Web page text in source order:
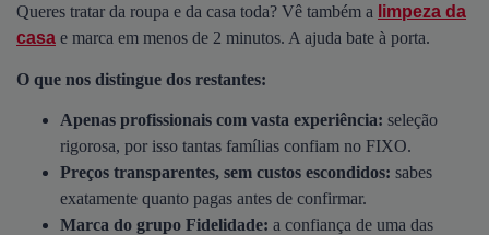
Queres tratar da roupa e da casa toda? Vê também a limpeza da
casa e marca em menos de 2 minutos. A ajuda bate à porta.
O que nos distingue dos restantes:
Apenas profissionais com vasta experiência: seleção
rigorosa, por isso tantas famílias confiam no FIXO.
Preços transparentes, sem custos escondidos: sabes
exatamente quanto pagas antes de confirmar.
Marca do grupo Fidelidade: a confiança de uma das